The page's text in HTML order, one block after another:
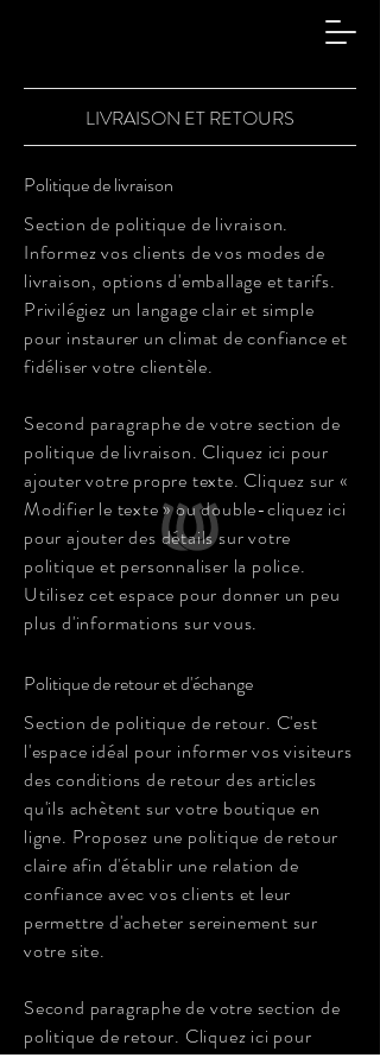
LIVRAISON ET RETOURS
Politique de livraison
Section de politique de livraison.
Informez vos clients de vos modes de
livraison, options d'emballage et tarifs.
Privilégiez un langage clair et simple
pour instaurer un climat de confiance et
fidéliser votre clientèle.
Second paragraphe de votre section de
politique de livraison. Cliquez ici pour
ajouter votre propre texte. Cliquez sur «
Modifier le texte » ou double-cliquez ici
pour ajouter des détails sur votre
politique et personnaliser la police.
Utilisez cet espace pour donner un peu
plus d'informations sur vous.
Politique de retour et d'échange
Section de politique de retour. C'est
l'espace idéal pour informer vos visiteurs
des conditions de retour des articles
qu'ils achètent sur votre boutique en
ligne. Proposez une politique de retour
claire afin d'établir une relation de
confiance avec vos clients et leur
permettre d'acheter sereinement sur
votre site.
Second paragraphe de votre section de
politique de retour. Cliquez ici pour